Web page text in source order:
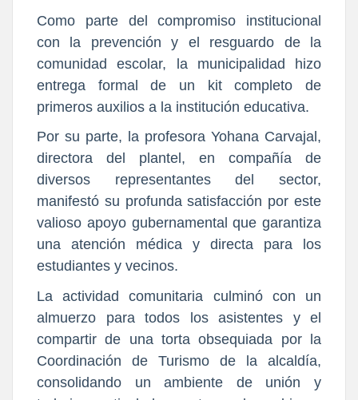
Como parte del compromiso institucional
con la prevención y el resguardo de la
comunidad escolar, la municipalidad hizo
entrega formal de un kit completo de
primeros auxilios a la institución educativa.
Por su parte, la profesora Yohana Carvajal,
directora del plantel, en compañía de
diversos representantes del sector,
manifestó su profunda satisfacción por este
valioso apoyo gubernamental que garantiza
una atención médica y directa para los
estudiantes y vecinos.
La actividad comunitaria culminó con un
almuerzo para todos los asistentes y el
compartir de una torta obsequiada por la
Coordinación de Turismo de la alcaldía,
consolidando un ambiente de unión y